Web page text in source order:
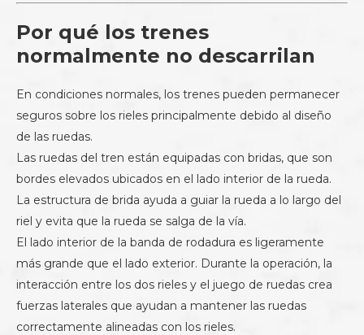
Por qué los trenes
normalmente no descarrilan
En condiciones normales, los trenes pueden permanecer
seguros sobre los rieles principalmente debido al diseño
de las ruedas.
Las ruedas del tren están equipadas con bridas, que son
bordes elevados ubicados en el lado interior de la rueda.
La estructura de brida ayuda a guiar la rueda a lo largo del
riel y evita que la rueda se salga de la vía.
El lado interior de la banda de rodadura es ligeramente
más grande que el lado exterior. Durante la operación, la
interacción entre los dos rieles y el juego de ruedas crea
fuerzas laterales que ayudan a mantener las ruedas
correctamente alineadas con los rieles.